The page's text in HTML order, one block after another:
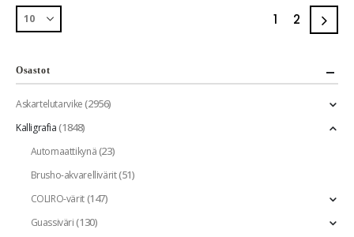
1 2
Osastot
Askartelutarvike(2956)
Kalligrafia(1848)
Automaattikynä(23)
Brusho-akvarellivärit(51)
COLIRO-värit(147)
Guassiväri(130)